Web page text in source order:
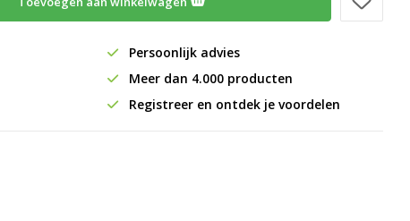
Persoonlijk advies
Meer dan 4.000 producten
Registreer en ontdek je voordelen